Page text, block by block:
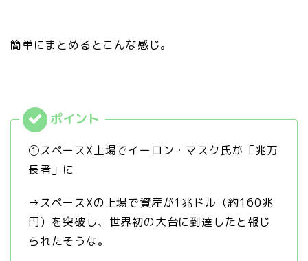
簡単にまとめるとこんな感じ。
①スペースX上場でイーロン・マスク氏が「兆万
長者」に
→スペースXの上場で資産が1兆ドル（約160兆
円）を突破し、世界初の大台に到達したと報じ
られたそうな。